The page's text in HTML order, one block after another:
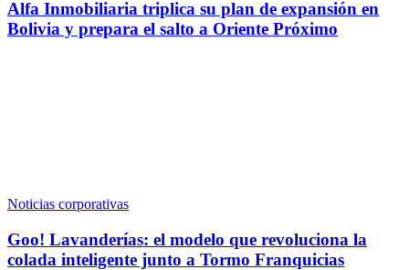
Alfa Inmobiliaria triplica su plan de expansión en
Bolivia y prepara el salto a Oriente Próximo
Noticias corporativas
Goo! Lavanderías: el modelo que revoluciona la
colada inteligente junto a Tormo Franquicias